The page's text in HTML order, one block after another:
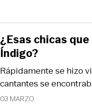
03 MARZO
Rápidamente se hizo
cantantes se
¿Esas chicas
Índigo?